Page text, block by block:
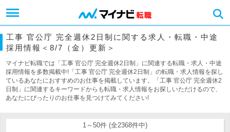
工事 官公庁 完全週休2日制に関する求人・転職・中途
採用情報＜8/7（金）更新＞
マイナビ転職では「工事 官公庁 完全週休2日制」に関連する転職・求人・中途
採用情報を多数掲載中!「工事 官公庁 完全週休2日制」の転職・求人情報を探し
ているあなたにおすすめのお仕事を掲載しています。「工事 官公庁 完全週休2
日制」に関連するキーワードからも転職・求人情報をお探しいただけるので、
あなたにぴったりのお仕事を見つけてみてください!
1～50件 (全2368件中)